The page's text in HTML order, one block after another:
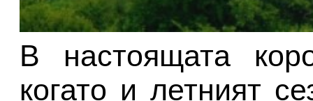
В настоящата
когато и летният